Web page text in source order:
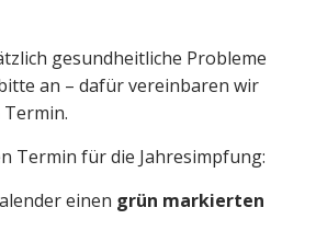
gesundheitliche Probleme
an – dafür vereinbaren wir
Termin für die Jahresimpfung:
einen grün markierten